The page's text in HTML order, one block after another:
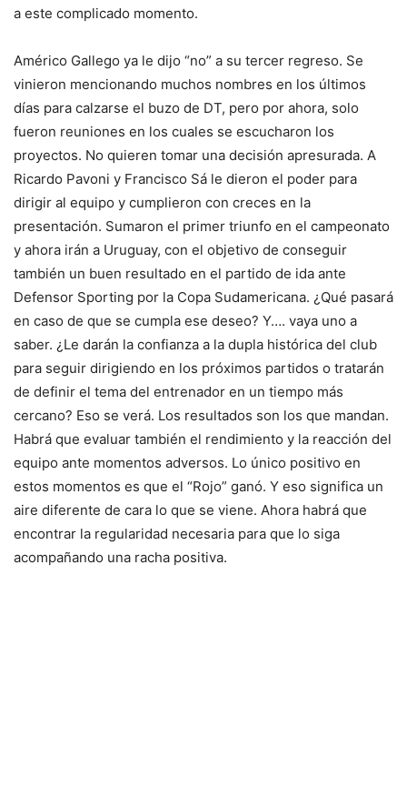
a este complicado momento.
Américo Gallego ya le dijo “no” a su tercer regreso. Se
vinieron mencionando muchos nombres en los últimos
días para calzarse el buzo de DT, pero por ahora, solo
fueron reuniones en los cuales se escucharon los
proyectos. No quieren tomar una decisión apresurada. A
Ricardo Pavoni y Francisco Sá le dieron el poder para
dirigir al equipo y cumplieron con creces en la
presentación. Sumaron el primer triunfo en el campeonato
y ahora irán a Uruguay, con el objetivo de conseguir
también un buen resultado en el partido de ida ante
Defensor Sporting por la Copa Sudamericana. ¿Qué pasará
en caso de que se cumpla ese deseo? Y…. vaya uno a
saber. ¿Le darán la confianza a la dupla histórica del club
para seguir dirigiendo en los próximos partidos o tratarán
de definir el tema del entrenador en un tiempo más
cercano? Eso se verá. Los resultados son los que mandan.
Habrá que evaluar también el rendimiento y la reacción del
equipo ante momentos adversos. Lo único positivo en
estos momentos es que el “Rojo” ganó. Y eso significa un
aire diferente de cara lo que se viene. Ahora habrá que
encontrar la regularidad necesaria para que lo siga
acompañando una racha positiva.